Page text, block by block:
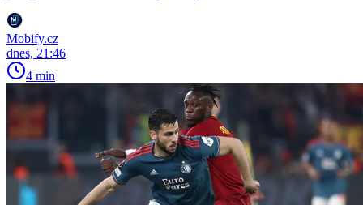
Mobify.cz
dnes, 21:46
4 min